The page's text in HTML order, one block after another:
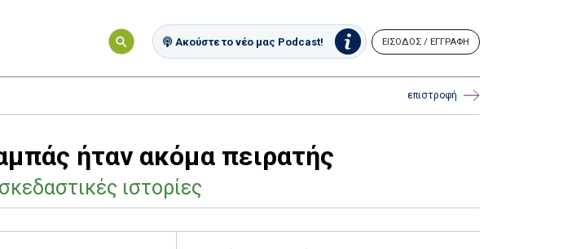
Ακούστε το νέο μας Podcast! ΕΙΣΟΔΟΣ / ΕΓΓΡΑΦΗ
επιστροφή
ήταν ακόμα πειρατής
ιστορίες